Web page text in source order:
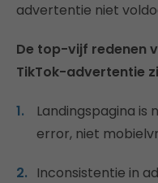
advertentie niet
De top-vijf redenen
TikTok-advertentie
Landingspagina
error, niet
Inconsistentie in